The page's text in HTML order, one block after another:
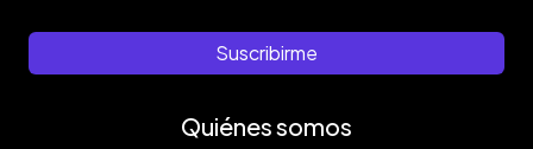
Suscribirme
Quiénes somos